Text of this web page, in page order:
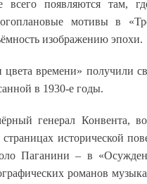
появляются там,
мотивы в
изображению эпохи.
времени» получили
в 1930-е годы.
генерал Конвента,
исторической
Паганини – в
романов